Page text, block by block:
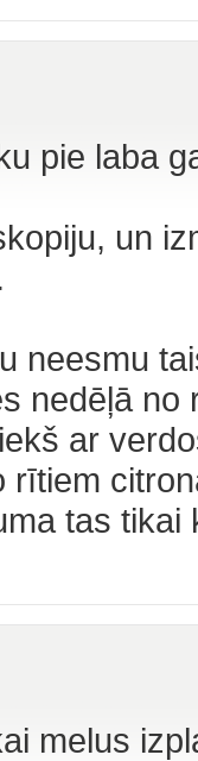
pie laba
un
neesmu
nedēļā
ar
rītiem
tas tikai
melus